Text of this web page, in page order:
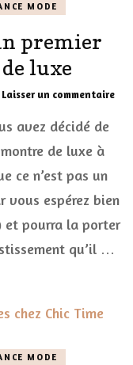
MODE
premier
luxe
Laisser un commentairesur
de
avez décidé de
de luxe à
ce n’est pas un
vous espérez bien
et pourra la porter
qu’il …
MODE